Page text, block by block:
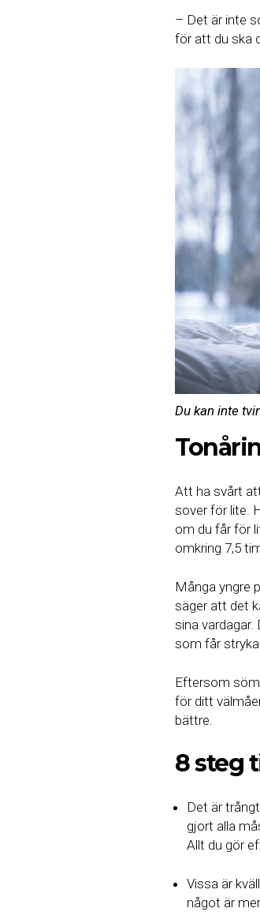
– Det är inte
för att du ska
Du kan inte
Att ha svårt
sover för lite.
om du får för
omkring 7,5
Många yngre
säger att det
sina vardagar.
som får
Eftersom
för ditt
bättre.
8 steg
Det är
gjort alla
Allt du gör
Vissa är
något är